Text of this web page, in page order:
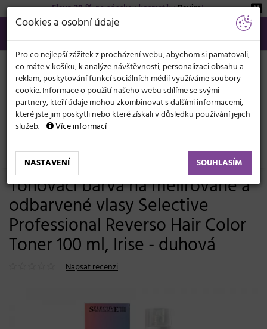
Sleva 20 %na pánskou kosmetikuBeviro!
566 440 099
info@svetkadernictvi.cz
Po−pá: 8−17
Vše o nákupu Kč
KATEGORIE
MENU
Vlasová kosmetika Barvy, melíry, přelivy
Oxidační barvy
Reverso 100 ml
Tónovací barva na melírované a
odbarvené vlasy Selective
Professional Reverso Hair Color
Toner 100 ml, Irise - duhová
Napsat recenzi
Cookies a osobní údaje
Pro co nejlepší zážitek z procházení webu, abychom si pamatovali,
co máte v košíku, k analýze návštěvnosti, personalizaci obsahu a
reklam, poskytování funkcí sociálních médií využíváme soubory
cookie. Informace o použití našeho webu sdílíme se svými
partnery, kteří údaje mohou zkombinovat s dalšími informacemi,
které jste jim poskytli nebo které získali v důsledku používání jejich
služeb.
Více informací
NASTAVENÍ SOUHLASÍM